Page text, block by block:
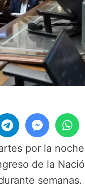
por la
de la
semanas.